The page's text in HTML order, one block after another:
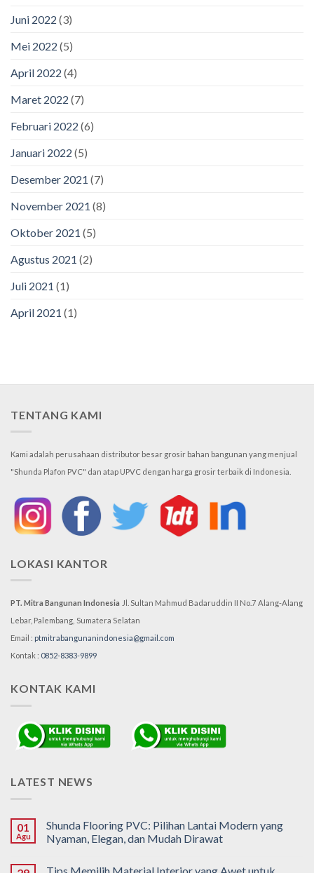
Juni 2022 (3)
Mei 2022 (5)
April 2022 (4)
Maret 2022 (7)
Februari 2022 (6)
Januari 2022 (5)
Desember 2021 (7)
November 2021 (8)
Oktober 2021 (5)
Agustus 2021 (2)
Juli 2021 (1)
April 2021 (1)
TENTANG KAMI
Kami adalah perusahaan distributor besar grosir bahan bangunan yang menjual
"Shunda Plafon PVC" dan atap UPVC dengan harga grosir terbaik di Indonesia.
LOKASI KANTOR
PT. Mitra Bangunan Indonesia Jl. Sultan Mahmud Badaruddin II No.7 Alang-Alang
Lebar, Palembang, Sumatera Selatan
Email : ptmitrabangunanindonesia@gmail.com
Kontak : 0852-8383-9899
KONTAK KAMI
LATEST NEWS
01
Agu
Shunda Flooring PVC: Pilihan Lantai Modern yang
Nyaman, Elegan, dan Mudah Dirawat